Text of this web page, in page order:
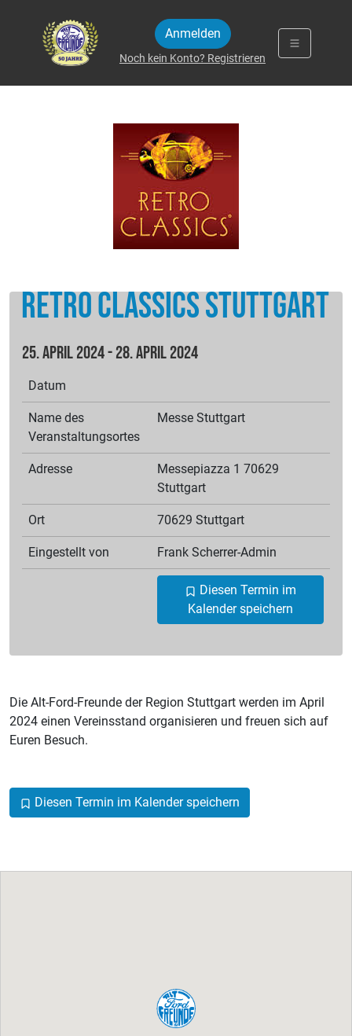
Anmelden
Noch kein Konto? Registrieren
Retro Classics Stuttgart
25. April 2024 - 28. April 2024
Datum
Name des
Veranstaltungsortes
Messe Stuttgart
Adresse
Messepiazza 1 70629
Stuttgart
Ort 70629 Stuttgart
Eingestellt von Frank Scherrer-Admin
Diesen Termin im
Kalender speichern
Die Alt-Ford-Freunde der Region Stuttgart werden im April
2024 einen Vereinsstand organisieren und freuen sich auf
Euren Besuch.
Diesen Termin im Kalender speichern